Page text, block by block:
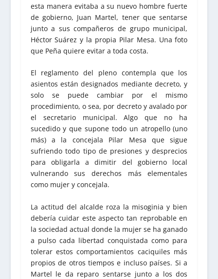
esta manera evitaba a su nuevo hombre fuerte
de gobierno, Juan Martel, tener que sentarse
junto a sus compañeros de grupo municipal,
Héctor Suárez y la propia Pilar Mesa. Una foto
que Peña quiere evitar a toda costa.
El reglamento del pleno contempla que los
asientos están designados mediante decreto, y
solo se puede cambiar por el mismo
procedimiento, o sea, por decreto y avalado por
el secretario municipal. Algo que no ha
sucedido y que supone todo un atropello (uno
más) a la concejala Pilar Mesa que sigue
sufriendo todo tipo de presiones y desprecios
para obligarla a dimitir del gobierno local
vulnerando sus derechos más elementales
como mujer y concejala.
La actitud del alcalde roza la misoginia y bien
debería cuidar este aspecto tan reprobable en
la sociedad actual donde la mujer se ha ganado
a pulso cada libertad conquistada como para
tolerar estos comportamientos caciquiles más
propios de otros tiempos e incluso países. Si a
Martel le da reparo sentarse junto a los dos